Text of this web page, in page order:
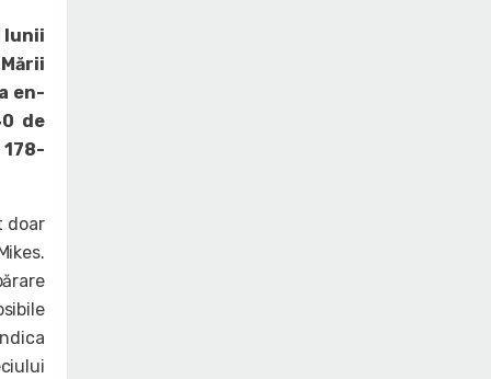
lunii
en-
de
doar